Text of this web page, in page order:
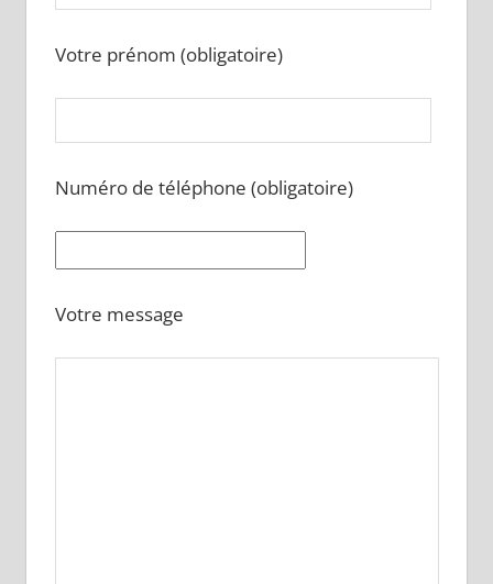
Votre prénom (obligatoire)
Numéro de téléphone (obligatoire)
Votre message